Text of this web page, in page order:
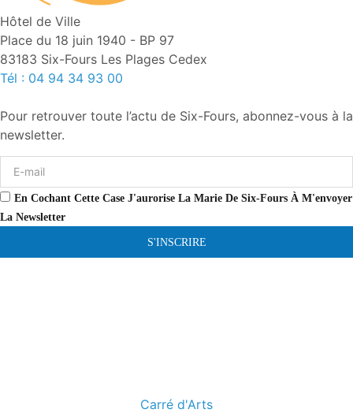
Hôtel de Ville
Place du 18 juin 1940 - BP 97
83183 Six-Fours Les Plages Cedex
Tél : 04 94 34 93 00
Pour retrouver toute l’actu de Six-Fours, abonnez-vous à la
newsletter.
En Cochant Cette Case J'aurorise La Marie De Six-Fours À M'envoyer
La Newsletter
S'INSCRIRE
Carré d'Arts